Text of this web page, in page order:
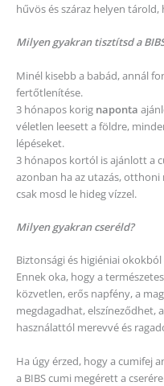
hűvös és száraz helyen
Milyen gyakran tisztítsd a
Minél kisebb a babád, annál
fertőtlenítése.
3 hónapos korig naponta
véletlen leesett a földre,
lépéseket.
3 hónapos kortól is ajánlott a
azonban ha az utazás,
csak mosd le hideg vízzel.
Milyen gyakran cseréld?
Biztonsági és higiéniai
Ennek oka, hogy a
közvetlen, erős napfény, a
megdagadhat, elszíneződhet,
használattól merevvé és
Ha úgy érzed, hogy a cumifej
a BIBS cumi megérett a